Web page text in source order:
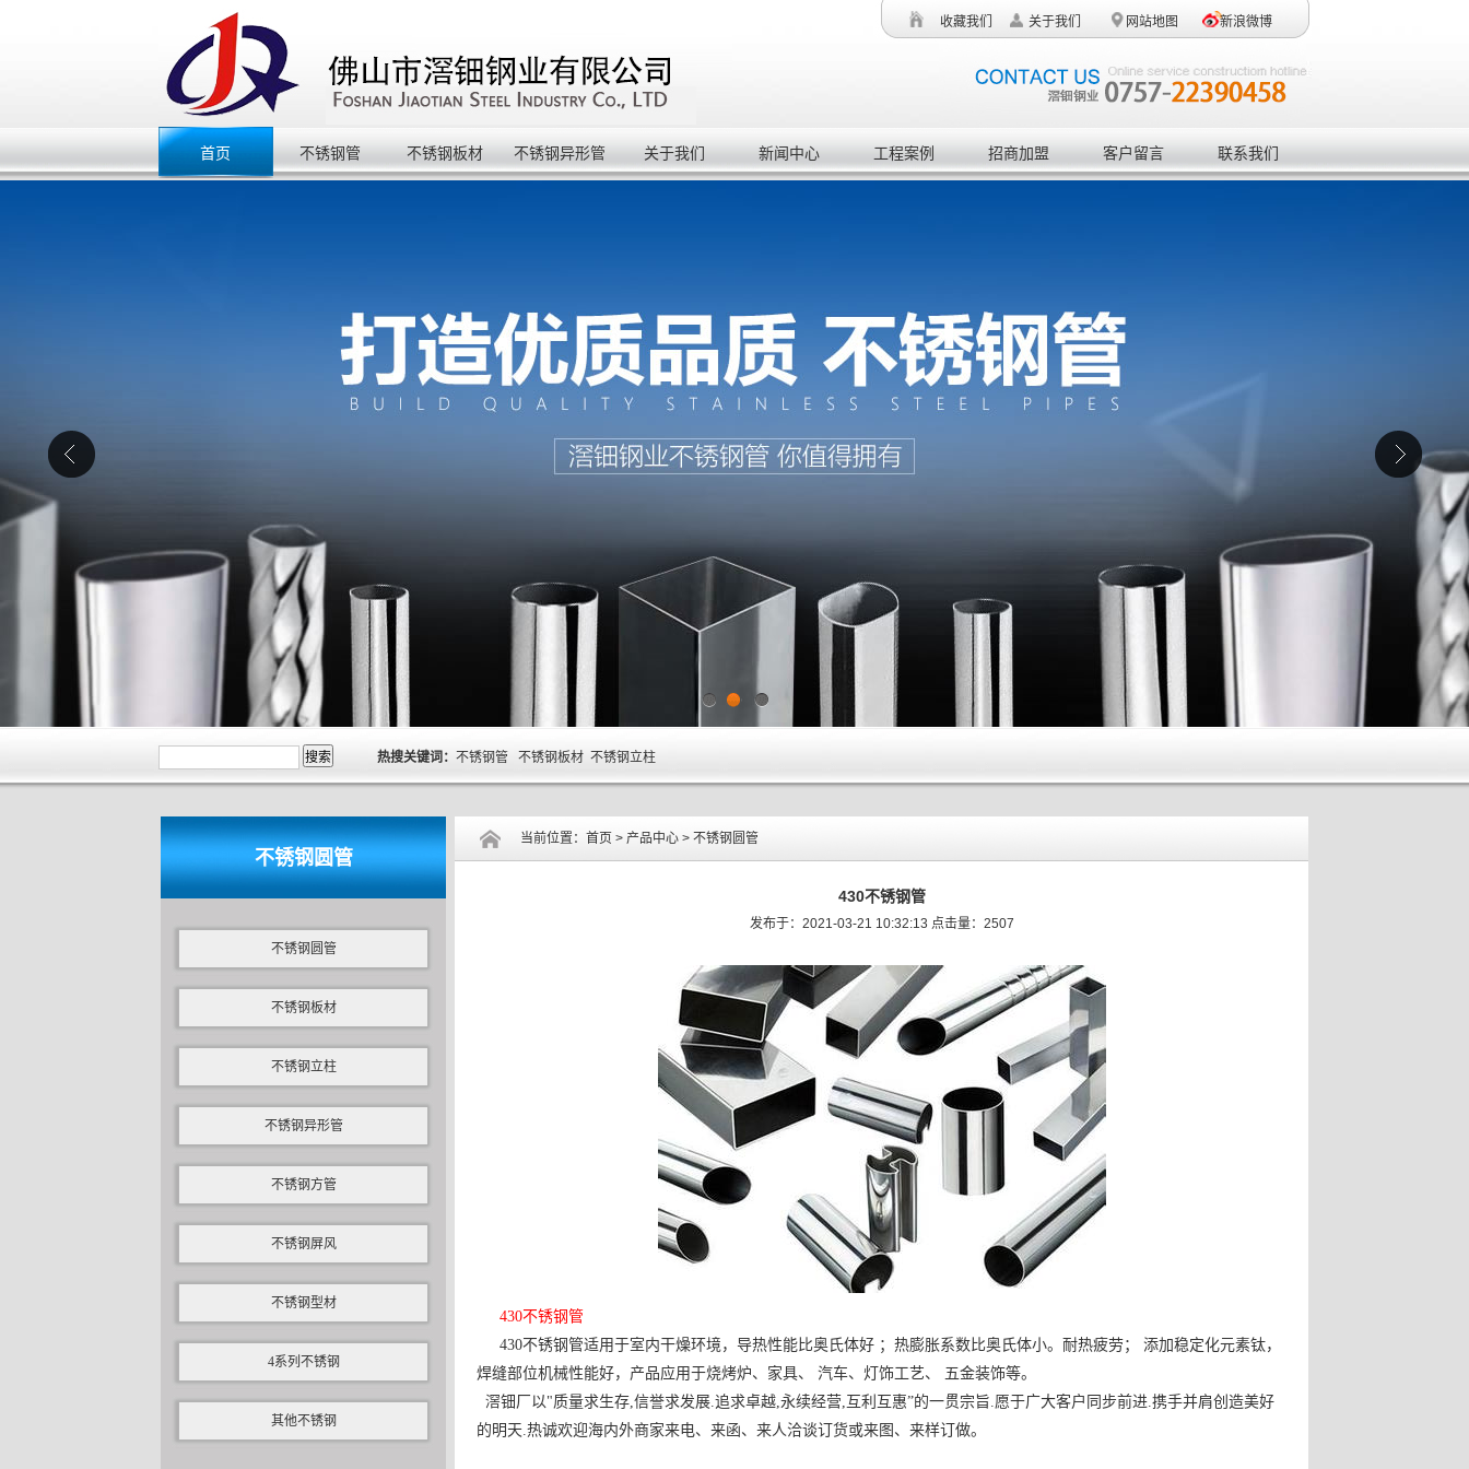
收藏我们 关于我们 网站地图 新浪微博
首页 不锈钢管 不锈钢板材 不锈钢异形管 关于我们 新闻中心 工程案例 招商加盟 客户留言 联系我们
热搜关键词： 不锈钢管 不锈钢板材 不锈钢立柱
不锈钢圆管
不锈钢圆管
不锈钢板材
不锈钢立柱
不锈钢异形管
不锈钢方管
不锈钢屏风
不锈钢型材
4系列不锈钢
其他不锈钢
当前位置： 首页 > 产品中心 > 不锈钢圆管
430不锈钢管
发布于：2021-03-21 10:32:13 点击量：2507
430不锈钢管
430不锈钢管适用于室内干燥环境，导热性能比奥氏体好 ； 热膨胀系数比奥氏体小。耐热疲劳；
添加稳定化元素钛，
焊缝部位机械性能好，产品应用于烧烤炉、家具、 汽车、灯 饰工艺、 五金装饰等。
滘钿厂 以"质量求生存,信誉求发展.追求卓越,永续经营, 互利互惠”的一贯宗旨.愿于广大客户同步前进.携手并肩创造美好
的明天.热诚欢迎海内外商家来电、来函、来人洽谈订货或来图 、 来样订做。